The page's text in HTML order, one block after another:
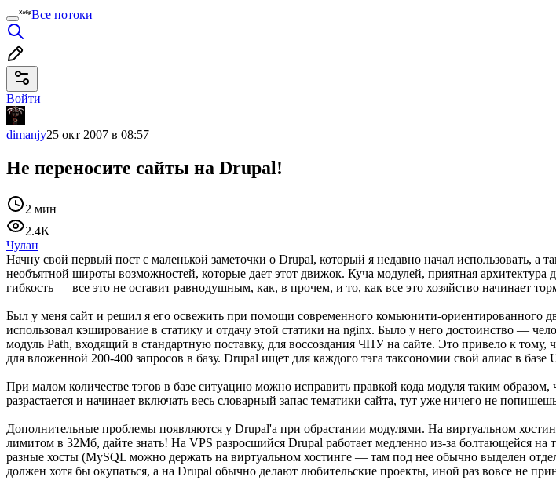
Все потоки
Войти
dimanjy25 окт 2007 в 08:57
Не переносите сайты на Drupal!
2 мин
2.4K
Чулан
Начну свой первый пост с маленькой заметочки о Drupal, который я недавно начал использовать,
необъятной широты возможностей, которые дает этот движок. Куча модулей, приятная
гибкость — все это не оставит равнодушным, как, в прочем, и то, как все это хозяйство начинает
Был у меня сайт и решил я его освежить при помощи современного комьюнити-ориентированного
использовал кэширование в статику и отдачу этой статики на nginx. Было у него достоинство —
модуль Path, входящий в стандартную поставку, для воссоздания ЧПУ на сайте. Это привело к
для вложенной 200-400 запросов в базу. Drupal ищет для каждого тэга таксономии свой алиас в базе
При малом количестве тэгов в базе ситуацию можно исправить правкой кода модуля таким
разрастается и начинает включать весь словарный запас тематики сайта, тут уже ничего не
Дополнительные проблемы появляются у Drupal'а при обрастании модулями. На виртуальном
лимитом в 32Мб, дайте знать! На VPS разросшийся Drupal работает медленно из-за болтающейся
разные хосты (MySQL можно держать на виртуальном хостинге — там под нее обычно выделен
должен хотя бы окупаться, а на Drupal обычно делают любительские проекты, иной раз вовсе не